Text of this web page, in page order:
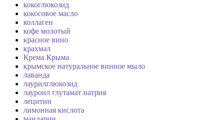
кокоглюкозид
кокосовое масло
коллаген
кофе молотый
красное вино
крахмал
Крема Крыма
крымское натуральное винное мыло
лаванда
лаурилглюкозид
лауроил глутамат натрия
лецитин
лимонная кислота